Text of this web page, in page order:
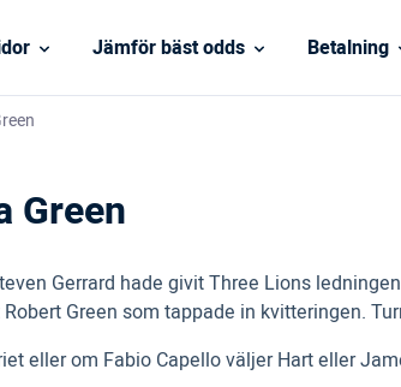
Jämför bäst odds Betalning
Green
Gerrard hade givit Three Lions
Green som tappade in kvitteringen.
eller om Fabio Capello väljer Hart eller